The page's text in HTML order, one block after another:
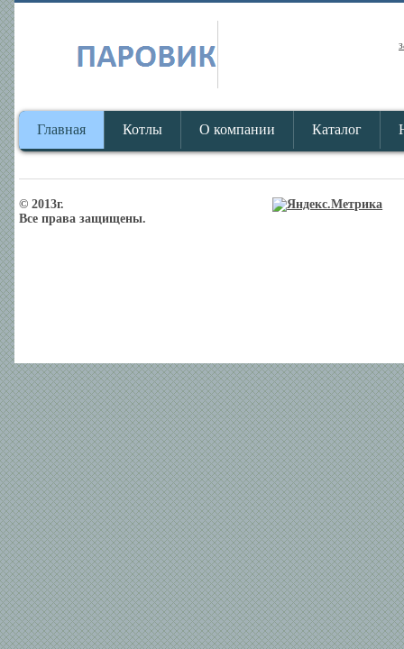
Главная Котлы О компании Каталог
© 2013г.
Все права защищены.